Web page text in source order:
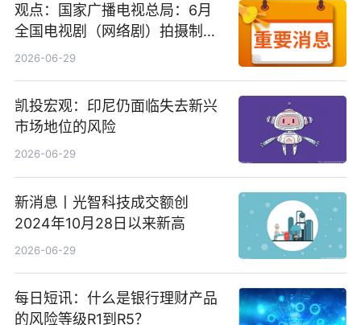
观点：国家广播电视总局：6月
全国电视剧（网络剧）拍摄制作
备案公示剧目197部
2026-06-29
凯投宏观：印尼仍面临失去新兴
市场地位的风险
2026-06-29
新消息丨光智科技成交额创
2024年10月28日以来新高
2026-06-29
每日短讯：什么是银行理财产品
的风险等级R1到R5？